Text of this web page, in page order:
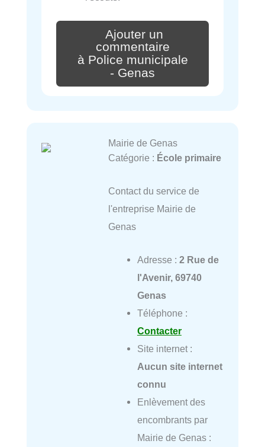
Ajouter un
commentaire
à Police municipale
- Genas
Mairie de Genas
Catégorie : École primaire
Contact du service de
l'entreprise Mairie de
Genas
Adresse : 2 Rue de
l'Avenir, 69740
Genas
Téléphone :
Contacter
Site internet :
Aucun site internet
connu
Enlèvement des
encombrants par
Mairie de Genas :